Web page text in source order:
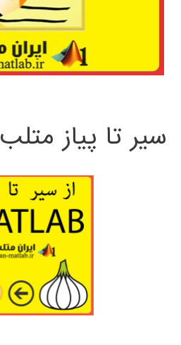
سیر تا پیاز متلب MATLAB